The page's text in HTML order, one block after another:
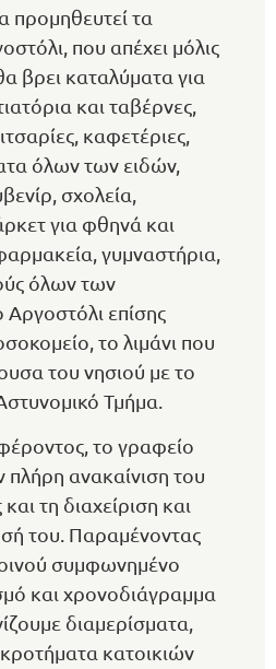
προμηθευτεί τα
που απέχει μόλις
βρει καταλύματα για
και ταβέρνες,
καφετέριες,
όλων των ειδών,
σχολεία,
για φθηνά και
γυμναστήρια,
όλων των
Αργοστόλι επίσης
το λιμάνι που
του νησιού με το
Τμήμα.
το γραφείο
πλήρη ανακαίνιση του
τη διαχείριση και
του. Παραμένοντας
συμφωνημένο
και χρονοδιάγραμμα
διαμερίσματα,
κατοικιών